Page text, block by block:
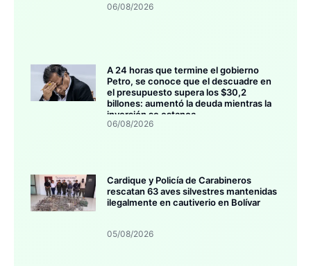
06/08/2026
A 24 horas que termine el gobierno
Petro, se conoce que el descuadre en
el presupuesto supera los $30,2
billones: aumentó la deuda mientras la
inversión se estanca
06/08/2026
Cardique y Policía de Carabineros
rescatan 63 aves silvestres mantenidas
ilegalmente en cautiverio en Bolívar
05/08/2026